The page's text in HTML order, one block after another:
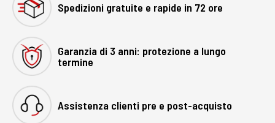
Spedizioni gratuite e rapide in 72 ore
Garanzia di 3 anni: protezione a lungo
termine
Assistenza clienti pre e post-acquisto